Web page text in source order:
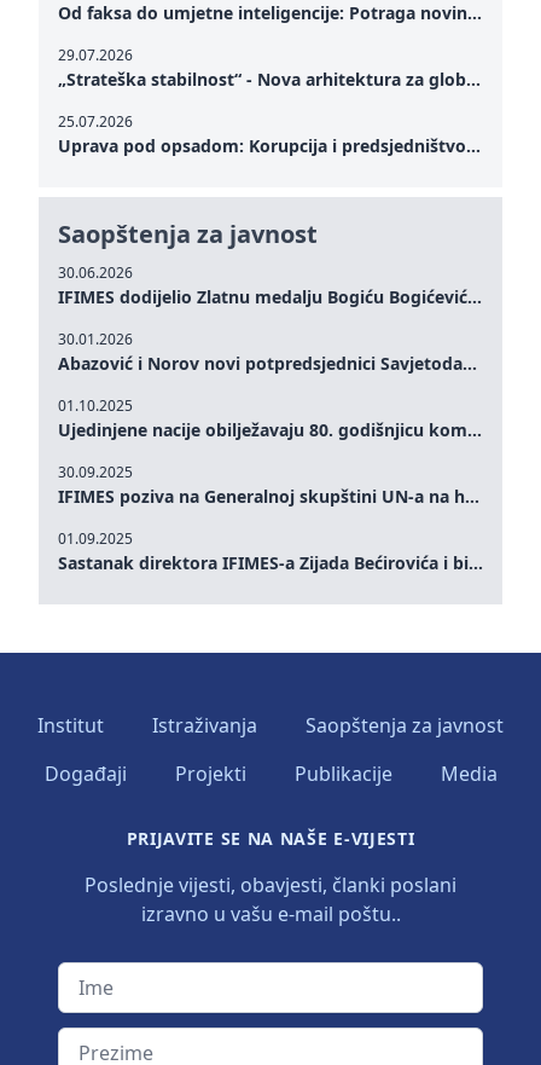
Saopštenja za javnost
30.06.2026
IFIMES dodijelio Zlatnu medalju Bogiću Bogićeviću za izuzetan doprinos demokratskim vrijednostima i miru
30.01.2026
Abazović i Norov novi potpredsjednici Savjetodavnog odbora IFIMES-a
01.10.2025
Ujedinjene nacije obilježavaju 80. godišnjicu komemoracijom na visokom nivou: Eileen Dong predstavlja IFIMES u oblasti ženskog liderstva, unapređenja mira, pravde, rodne ravnopravnosti i održivog razvoja
30.09.2025
IFIMES poziva na Generalnoj skupštini UN-a na hitna ulaganja u mentalno zdravlje i sisteme njege proširene umjetnom inteligencijom
01.09.2025
Sastanak direktora IFIMES-a Zijada Bećirovića i bivšeg premijera Crne Gore Dritana Abazovića
Od faksa do umjetne inteligencije: Potraga novinarstva za istinom u digitalnom dobu
29.07.2026
„Strateška stabilnost“ - Nova arhitektura za globalnu saradnju
25.07.2026
Uprava pod opsadom: Korupcija i predsjedništvo Zelenskog – Kako unutrašnje ranjivosti testiraju političku otpornost Ukrajine u kritičnom trenutku rata
Institut Istraživanja
Saopštenja za javnost
Događaji
Projekti Publikacije Media
PRIJAVITE SE NA NAŠE E-VIJESTI
Poslednje vijesti, obavjesti, članki poslani
izravno u vašu e-mail poštu..
Ime
Prezime